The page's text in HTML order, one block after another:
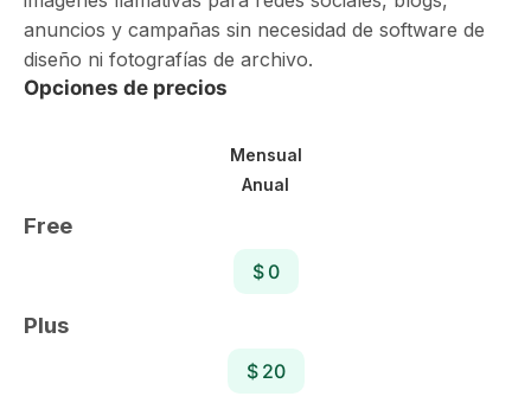
anuncios y campañas sin necesidad de software de
diseño ni fotografías de archivo.
Opciones de precios
Mensual
Anual
Free
$ 0
Plus
$ 20